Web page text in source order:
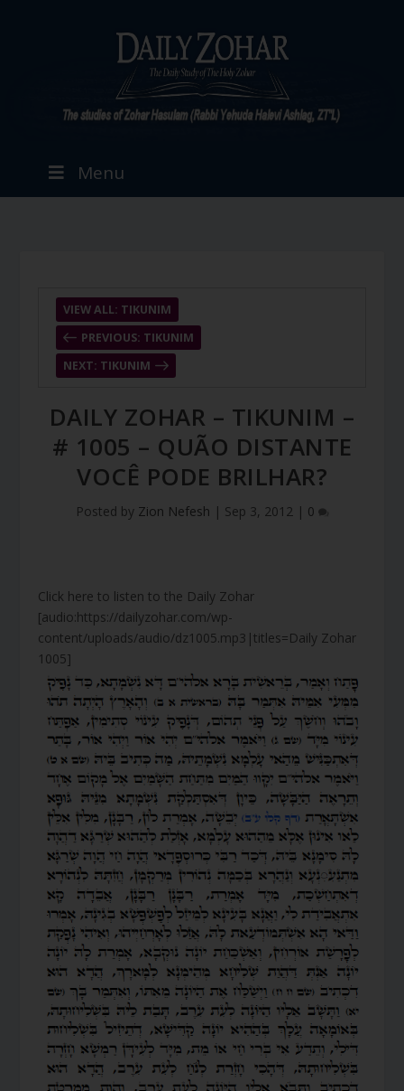
Menu
PREVIOUS: TIKUNIM
VIEW ALL: TIKUNIM
NEXT: TIKUNIM
DAILY ZOHAR – TIKUNIM –
# 1005 – QUÃO DISTANTE
VOCÊ PODE BRILHAR?
Posted by Zion Nefesh | Sep 3, 2012 | 0
Click here to listen to the Daily Zohar
[audio:https://dailyzohar.com/wp-
content/uploads/audio/dz1005.mp3|titles=Daily Zohar
1005]